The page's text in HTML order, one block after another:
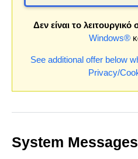
Δεν είναι το
Windows®
See additional offer below
Privacy/
System Messages